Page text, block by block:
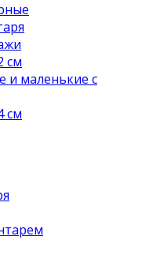
см
и маленькие с
см